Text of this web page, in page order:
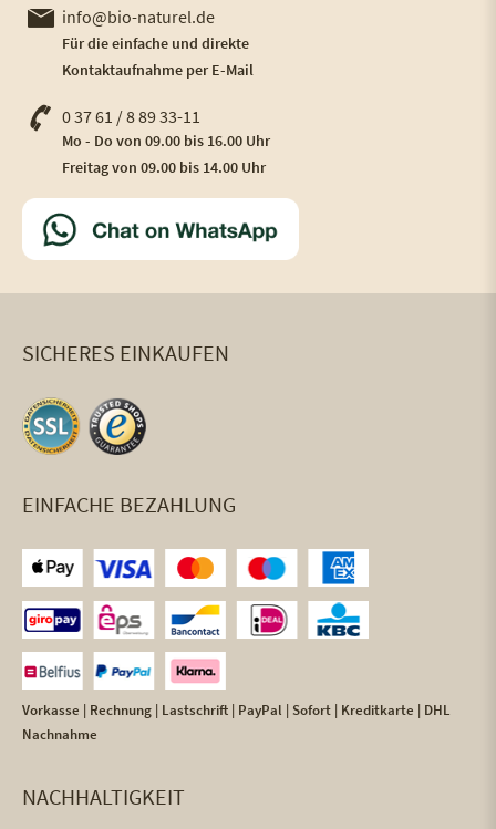
info@bio-naturel.de
Für die einfache und direkte
Kontaktaufnahme per E-Mail
0 37 61 / 8 89 33-11
Mo - Do von 09.00 bis 16.00 Uhr
Freitag von 09.00 bis 14.00 Uhr
SICHERES EINKAUFEN
EINFACHE BEZAHLUNG
Vorkasse | Rechnung | Lastschrift | PayPal | Sofort | Kreditkarte | DHL
Nachnahme
NACHHALTIGKEIT